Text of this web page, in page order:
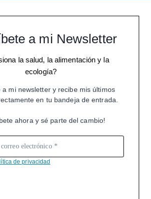
a mi Newsletter
la salud, la alimentación y la
ecología?
a mi newsletter y recibe mis últimos
en tu bandeja de entrada.
ahora y sé parte del cambio!
de privacidad